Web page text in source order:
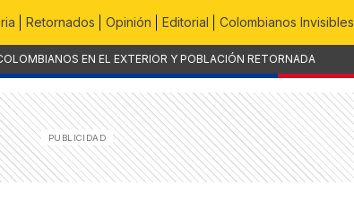
Retornados Opinión Editorial Colombianos Invisibles
EN EL EXTERIOR Y POBLACIÓN RETORNADA